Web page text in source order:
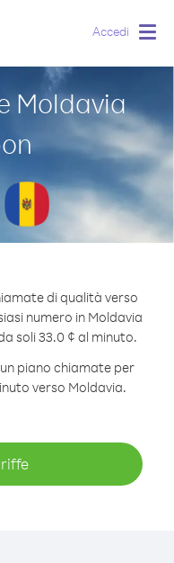
Accedi
Moldavia
di qualità verso
numero in Moldavia
soli 33.0 ¢ al minuto.
piano chiamate per
verso Moldavia.